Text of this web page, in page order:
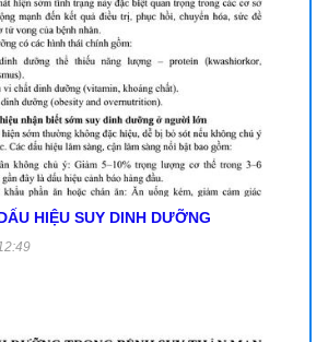
DIỆN SỚM DẤU HIỆU SUY DINH DƯỠNG